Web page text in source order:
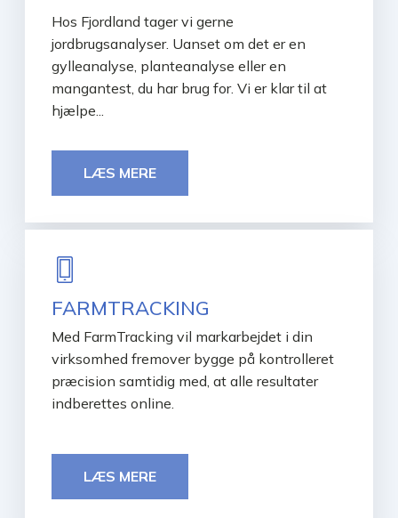
Hos Fjordland tager vi gerne
jordbrugsanalyser. Uanset om det er en
gylleanalyse, planteanalyse eller en
mangantest, du har brug for. Vi er klar til at
hjælpe...
LÆS MERE
FARMTRACKING
Med FarmTracking vil markarbejdet i din
virksomhed fremover bygge på kontrolleret
præcision samtidig med, at alle resultater
indberettes online.
LÆS MERE